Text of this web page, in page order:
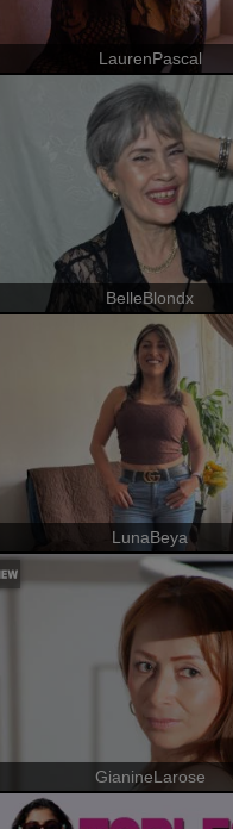
LaurenPascal
BelleBlondx
LunaBeya
GianineLarose